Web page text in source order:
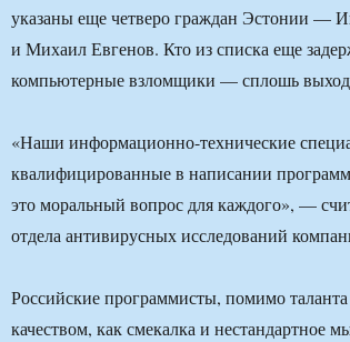
указаны еще четверо граждан Эстонии —
и Михаил Евгенов. Кто из списка еще
компьютерные взломщики — сплошь
«Наши информационно-технические
квалифицированные в написании
это моральный вопрос для каждого», —
отдела антивирусных исследований
Российские программисты, помимо
качеством, как смекалка и нестандартное